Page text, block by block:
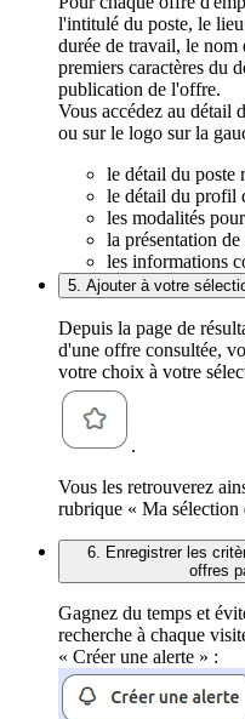
l'intitulé du poste, le
durée de travail, le nom
premiers caractères du
publication de l'offre.
Vous accédez au détail
ou sur le logo sur la
le détail du poste
le détail du profil
les modalités
la présentation
les informations
5. Ajouter à votre
Depuis la page de
d'une offre consultée,
votre choix à votre
.
Vous les retrouverez
rubrique « Ma sélection
6. Enregistrer les
offres
Gagnez du temps et
recherche à chaque
« Créer une alerte » :